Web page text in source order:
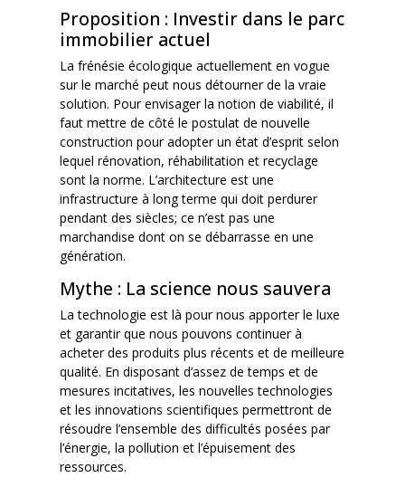
Proposition : Investir dans le parc
immobilier actuel
La frénésie écologique actuellement en vogue
sur le marché peut nous détourner de la vraie
solution. Pour envisager la notion de viabilité, il
faut mettre de côté le postulat de nouvelle
construction pour adopter un état d’esprit selon
lequel rénovation, réhabilitation et recyclage
sont la norme. L’architecture est une
infrastructure à long terme qui doit perdurer
pendant des siècles; ce n’est pas une
marchandise dont on se débarrasse en une
génération.
Mythe : La science nous sauvera
La technologie est là pour nous apporter le luxe
et garantir que nous pouvons continuer à
acheter des produits plus récents et de meilleure
qualité. En disposant d’assez de temps et de
mesures incitatives, les nouvelles technologies
et les innovations scientifiques permettront de
résoudre l’ensemble des difficultés posées par
l’énergie, la pollution et l’épuisement des
ressources.